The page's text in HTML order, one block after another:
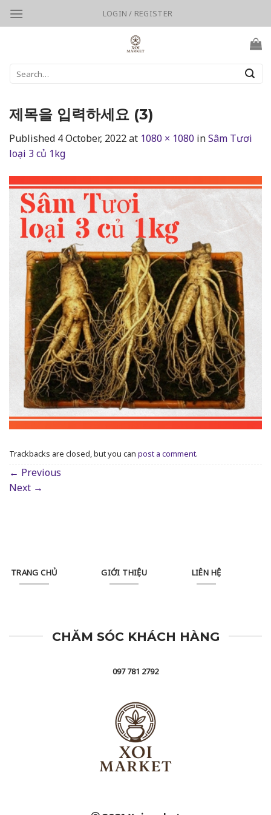
Skip
LOGIN / REGISTER
for:
제목을 입력하세요 (3)
Published 4 October, 2022at 1080 × 1080 inSâm Tươi
loại 3 củ 1kg
Trackbacks are closed, but you can post a comment.
← Previous
Next →
TRANG CHỦ GIỚI THIỆU LIÊN HỆ
CHĂM SÓC KHÁCH HÀNG
097 781 2792